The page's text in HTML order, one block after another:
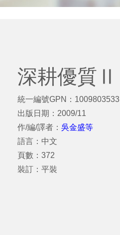
深耕優質Ⅱ
統一編號GPN：1009803533
出版日期：2009/11
作/編/譯者： 吳金盛等
語言：中文
頁數：372
裝訂：平裝